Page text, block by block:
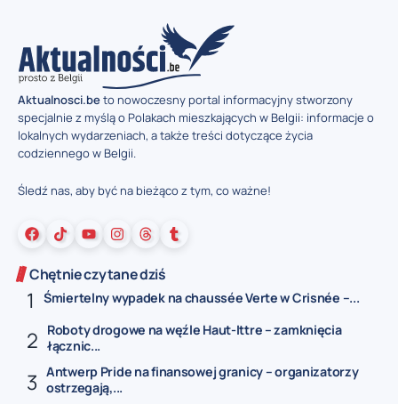
Aktualnosci.beto nowoczesny portal informacyjny stworzony
specjalnie z myślą o Polakach mieszkających w Belgii: informacje o
lokalnych wydarzeniach, a także treści dotyczące życia
codziennego w Belgii.
Śledź nas, aby być na bieżąco z tym, co ważne!
Chętnie czytane dziś
Śmiertelny wypadek na chaussée Verte w Crisnée –...
Roboty drogowe na węźle Haut-Ittre – zamknięcia
łącznic...
Antwerp Pride na finansowej granicy – organizatorzy
ostrzegają,...